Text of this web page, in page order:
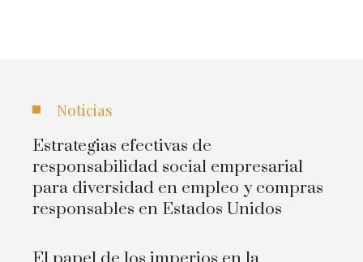
Noticias
Estrategias efectivas de
responsabilidad social empresarial
para diversidad en empleo y compras
responsables en Estados Unidos